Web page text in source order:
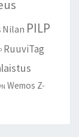
Nilan PILP
RuuviTag
Wemos Z-